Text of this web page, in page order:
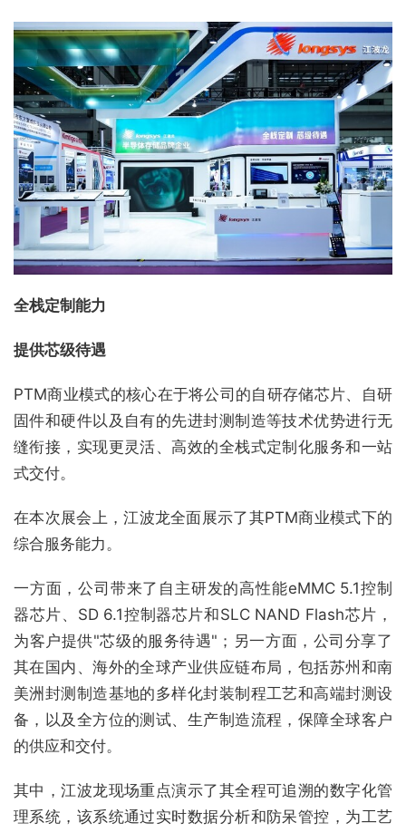
全栈定制能力
提供芯级待遇
PTM商业模式的核心在于将公司的自研存储芯片、自研
固件和硬件以及自有的先进封测制造等技术优势进行无
缝衔接，实现更灵活、高效的全栈式定制化服务和一站
式交付。
在本次展会上，江波龙全面展示了其PTM商业模式下的
综合服务能力。
一方面，公司带来了自主研发的高性能eMMC 5.1控制
器芯片、SD 6.1控制器芯片和SLC NAND Flash芯片，
为客户提供"芯级的服务待遇"；另一方面，公司分享了
其在国内、海外的全球产业供应链布局，包括苏州和南
美洲封测制造基地的多样化封装制程工艺和高端封测设
备，以及全方位的测试、生产制造流程，保障全球客户
的供应和交付。
其中，江波龙现场重点演示了其全程可追溯的数字化管
理系统，该系统通过实时数据分析和防呆管控，为工艺